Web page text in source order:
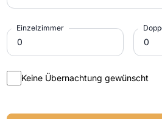
Einzelzimmer
Keine Übernachtung gewünscht